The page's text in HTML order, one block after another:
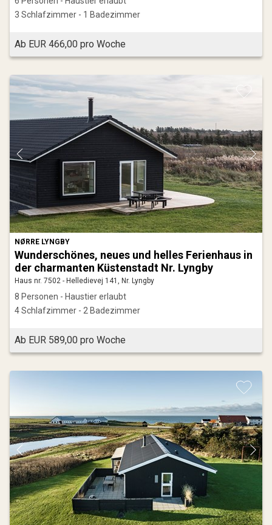
3 Schlafzimmer - 1 Badezimmer
Ab EUR 466,00 pro Woche
NØRRE LYNGBY
Wunderschönes, neues und helles Ferienhaus in
der charmanten Küstenstadt Nr. Lyngby
Haus nr. 7502 - Helledievej 141, Nr. Lyngby
8 Personen - Haustier erlaubt
4 Schlafzimmer - 2 Badezimmer
Ab EUR 589,00 pro Woche